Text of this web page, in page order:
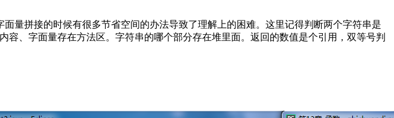
量拼接的时候有很多节省空间的办法导致了理解上的困难。这里记得判断两个字符串是
、字面量存在方法区。字符串的哪个部分存在堆里面。返回的数值是个引用，双等号判